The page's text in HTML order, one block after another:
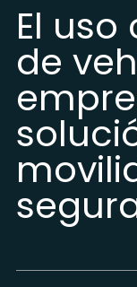
El
de